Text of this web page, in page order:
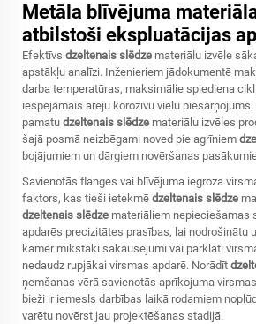
Metāla blīvējuma
atbilstoši ekspluatācijas
Efektīvs dzeltenais slēdze materiālu izvēle
apstākļu analīzi. Inženieriem jādokumentē
darba temperatūras, maksimālie spiediena
iespējamais ārēju korozīvu vielu
pamatu dzeltenais slēdze materiālu izvēles
šajā posmā neizbēgami noved pie agrīniem
bojājumiem un dārgiem novēršanas
Savienotās flanges vai blīvējuma iegroza
faktors, kas tieši ietekmē dzeltenais slēdze
dzeltenais slēdze materiāliem nepieciešamas
apdarēs precizitātes prasības, lai nodrošinātu
kamēr mīkstāki sakausējumi vai pārklāti
nedaudz rupjākai virsmas apdarē. Norādīt
ņemšanas vērā savienotās aprīkojuma
bieži ir iemesls darbības laikā rodamiem
varētu novērst jau projektēšanas stadijā.